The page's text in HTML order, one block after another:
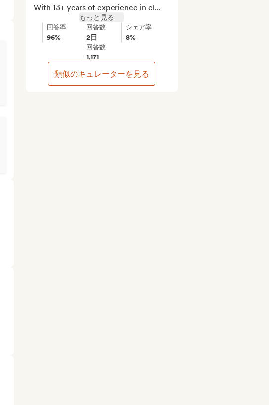
With 13+ years of experience in el...
もっと見る
回答率
96%
回答数
2日
シェア率
8%
回答数
1,171
類似のキュレーターを見る